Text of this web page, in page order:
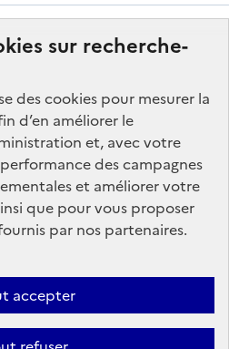
sur recherche-
des cookies pour mesurer la
d’en améliorer le
et, avec votre
des campagnes
et améliorer votre
que pour vous proposer
par nos partenaires.
accepter